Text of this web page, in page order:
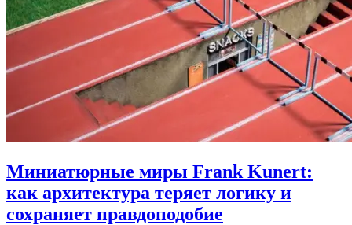
Миниатюрные миры Frank Kunert:
как архитектура теряет логику и
сохраняет правдоподобие